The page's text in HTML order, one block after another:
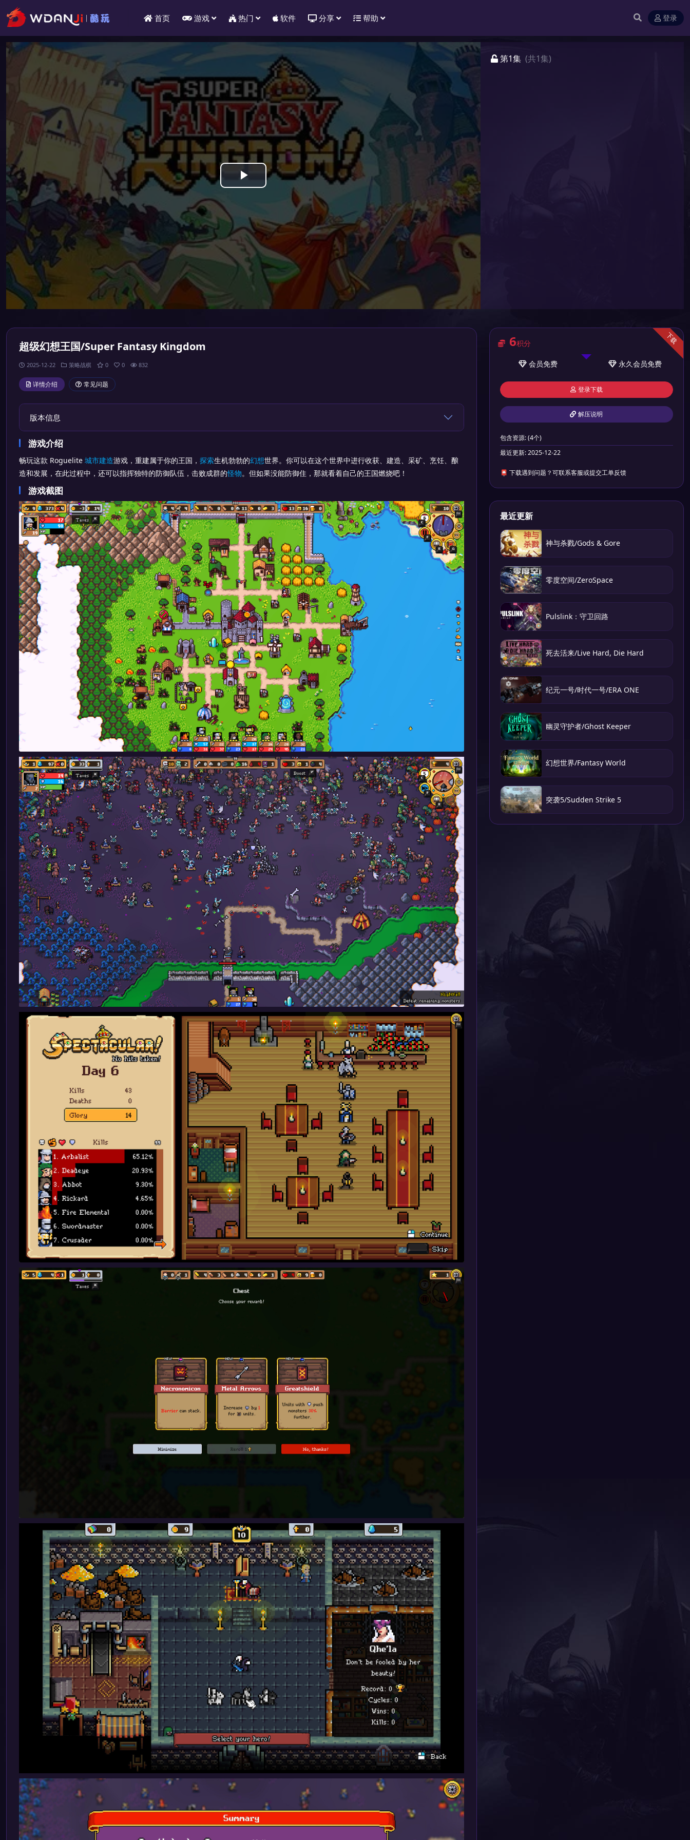
首页 游戏 热门 软件 分享 帮助 登录
Play
第1集 (共1集)
超级幻想王国/Super Fantasy Kingdom
2025-12-22 策略战棋 0 0 832
详情介绍 常见问题
版本信息
游戏介绍
畅玩这款 Roguelite 城市建造游戏，重建属于你的王国， 探索生机勃勃的幻想世界。你可以在这个世界中进行收获、建造、采矿、烹饪、酿
造和发展，在此过程中，还可以指挥独特的防御队伍，击败成群的怪物。但如果没能防御住，那就看着自己的王国燃烧吧！
游戏截图
下载
6积分
会员免费 永久会员免费
登录下载
解压说明
包含资源:(4个)
最近更新:2025-12-22
📮 下载遇到问题？可联系客服或提交工单反馈
最近更新
神与杀戮/Gods & Gore
零度空间/ZeroSpace
Pulslink：守卫回路
死去活来/Live Hard, Die Hard
纪元一号/时代一号/ERA ONE
幽灵守护者/Ghost Keeper
幻想世界/Fantasy World
突袭5/Sudden Strike 5